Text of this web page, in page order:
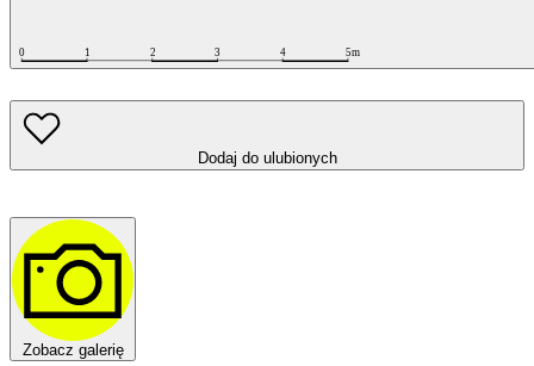
Dodaj do ulubionych
Zobacz galerię